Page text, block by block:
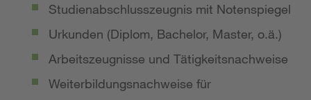
Studienabschlusszeugnis mit Notenspiegel
Urkunden (Diplom, Bachelor, Master, o.ä.)
Arbeitszeugnisse und Tätigkeitsnachweise
Weiterbildungsnachweise für